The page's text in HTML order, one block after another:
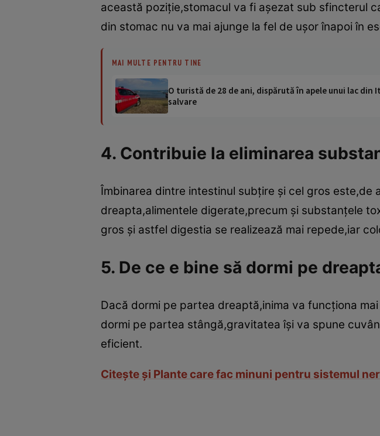
această poziţie,stomacul va fi aşezat sub sfincterul
din stomac nu va mai ajunge la fel de uşor înapoi în
MAI MULTE PENTRU TINE
O turistă de 28 de ani, dispărută în apele unui lac
salvare
4. Contribuie la eliminarea
Îmbinarea dintre intestinul subţire şi cel gros
dreapta,alimentele digerate,precum şi substanţele
gros şi astfel digestia se realizează mai repede,iar
5. De ce e bine să dormi pe
Dacă dormi pe partea dreaptă,inima va funcţiona
dormi pe partea stângă,gravitatea îşi va spune
eficient.
Citeşte şi Plante care fac minuni pentru sistemul